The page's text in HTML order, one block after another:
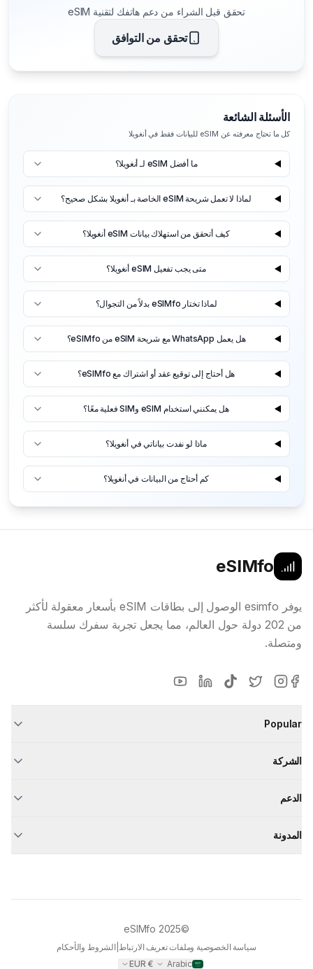
تحقق قبل الشراء من دعم هاتفك لتقنية eSIM
تحقق من التوافق
الأسئلة الشائعة
كل ما تحتاج معرفته عن eSIM للبيانات فقط في أنغويلا
ما أفضل eSIM لـ أنغويلا؟
لماذا لا تعمل شريحة eSIM الخاصة بـ أنغويلا بشكل صحيح؟
كيف أتحقق من استهلاك بيانات eSIM أنغويلا؟
متى يجب تفعيل eSIM أنغويلا؟
لماذا تختار eSIMfo بدلاً من التجوال؟
هل يعمل WhatsApp مع شريحة eSIM من eSIMfo؟
هل أحتاج إلى توقيع عقد أو اشتراك مع eSIMfo؟
هل يمكنني استخدام eSIM وSIM فعلية معًا؟
ماذا لو نفدت بياناتي في أنغويلا؟
كم أحتاج من البيانات في أنغويلا؟
eSIMfo
يوفر esimfo الوصول إلى بطاقات eSIM بأسعار معقولة لأكثر
من 202 دولة حول العالم، مما يجعل تجربة سفرك سلسة
ومتصلة.
Popular
الشركة
الدعم
المدونة
©2025
eSIMfo
سياسة الخصوصية وملفات تعريف الارتباط |الشروط والأحكام
Arabic
€
EUR